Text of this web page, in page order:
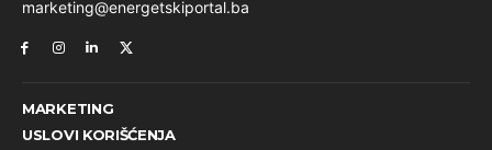
marketing@energetskiportal.ba
MARKETING
USLOVI KORIŠĆENJA